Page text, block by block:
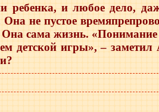
ребенка, и любое дело,
не пустое
Она сама жизнь.
детской игры», – заметил